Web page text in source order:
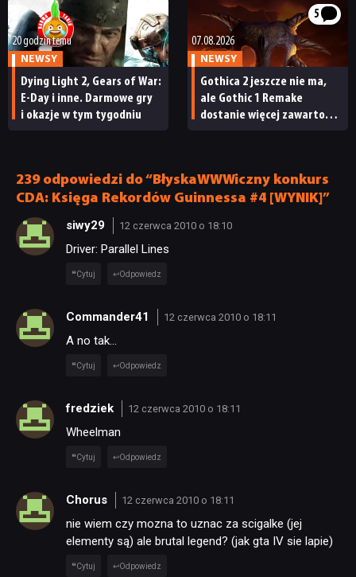
ma subskrybentów
[RECENZJA TECHNICZNA]
20 godzin temu
NEWSY
Dying Light 2, Gears of War:
E-Day i inne. Darmowe gry
i okazje w tym tygodniu
5
07.08.2026
NEWSY
Gothica 2 jeszcze nie ma,
ale Gothic 1 Remake
dostanie więcej zawartości.
239 odpowiedzi do “BłyskaWWWiczny konkurs
CDA: Księga Rekordów Guinnessa #4 [WYNIK]”
siwy29 12 czerwca 2010 o 18:10
Driver: Parallel Lines
Cytuj Odpowiedz
Commander41 12 czerwca 2010 o 18:11
A no tak…
Cytuj Odpowiedz
fredziek 12 czerwca 2010 o 18:11
Wheelman
Cytuj Odpowiedz
Chorus 12 czerwca 2010 o 18:11
nie wiem czy mozna to uznac za scigalke (jej
elementy są) ale brutal legend? (jak gta IV sie lapie)
Cytuj Odpowiedz